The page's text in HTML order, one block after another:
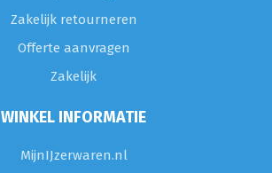
Zakelijk retourneren
Offerte aanvragen
Zakelijk
WINKEL INFORMATIE
MijnIJzerwaren.nl